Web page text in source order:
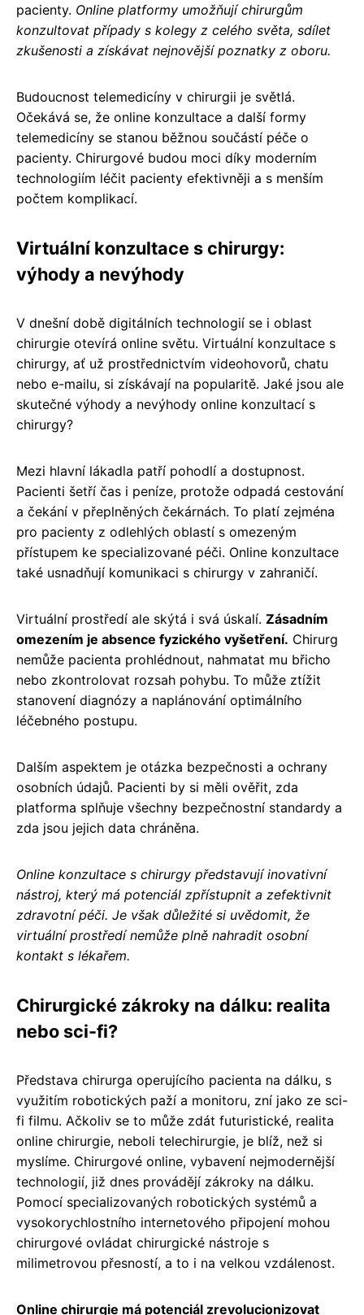
pacienty. Online platformy umožňují chirurgům
konzultovat případy s kolegy z celého světa, sdílet
zkušenosti a získávat nejnovější poznatky z oboru.
Budoucnost telemedicíny v chirurgii je světlá.
Očekává se, že online konzultace a další formy
telemedicíny se stanou běžnou součástí péče o
pacienty. Chirurgové budou moci díky moderním
technologiím léčit pacienty efektivněji a s menším
počtem komplikací.
Virtuální konzultace s chirurgy:
výhody a nevýhody
V dnešní době digitálních technologií se i oblast
chirurgie otevírá online světu. Virtuální konzultace s
chirurgy, ať už prostřednictvím videohovorů, chatu
nebo e-mailu, si získávají na popularitě. Jaké jsou ale
skutečné výhody a nevýhody online konzultací s
chirurgy?
Mezi hlavní lákadla patří pohodlí a dostupnost.
Pacienti šetří čas i peníze, protože odpadá cestování
a čekání v přeplněných čekárnách. To platí zejména
pro pacienty z odlehlých oblastí s omezeným
přístupem ke specializované péči. Online konzultace
také usnadňují komunikaci s chirurgy v zahraničí.
Virtuální prostředí ale skýtá i svá úskalí. Zásadním
omezením je absence fyzického vyšetření. Chirurg
nemůže pacienta prohlédnout, nahmatat mu břicho
nebo zkontrolovat rozsah pohybu. To může ztížit
stanovení diagnózy a naplánování optimálního
léčebného postupu.
Dalším aspektem je otázka bezpečnosti a ochrany
osobních údajů. Pacienti by si měli ověřit, zda
platforma splňuje všechny bezpečnostní standardy a
zda jsou jejich data chráněna.
Online konzultace s chirurgy představují inovativní
nástroj, který má potenciál zpřístupnit a zefektivnit
zdravotní péči. Je však důležité si uvědomit, že
virtuální prostředí nemůže plně nahradit osobní
kontakt s lékařem.
Chirurgické zákroky na dálku: realita
nebo sci-fi?
Představa chirurga operujícího pacienta na dálku, s
využitím robotických paží a monitoru, zní jako ze sci-
fi filmu. Ačkoliv se to může zdát futuristické, realita
online chirurgie, neboli telechirurgie, je blíž, než si
myslíme. Chirurgové online, vybavení nejmodernější
technologií, již dnes provádějí zákroky na dálku.
Pomocí specializovaných robotických systémů a
vysokorychlostního internetového připojení mohou
chirurgové ovládat chirurgické nástroje s
milimetrovou přesností, a to i na velkou vzdálenost.
Online chirurgie má potenciál zrevolucionizovat